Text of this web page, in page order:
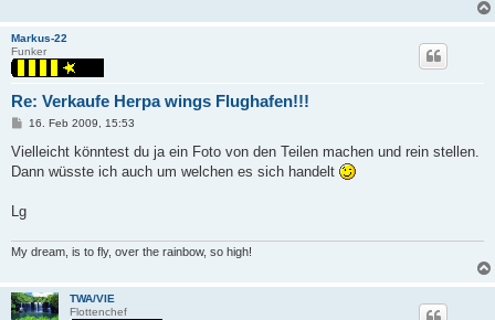
Markus-22
Funker
Re: Verkaufe Herpa wings Flughafen!!!
P
s
16. Feb 2009, 15:53
Vielleicht könntest du ja ein Foto von den Teilen machen und rein stellen.
Dann wüsste ich auch um welchen es sich handelt
Lg
My dream, is to fly, over the rainbow, so high!
TWA/VIE
Flottenchef